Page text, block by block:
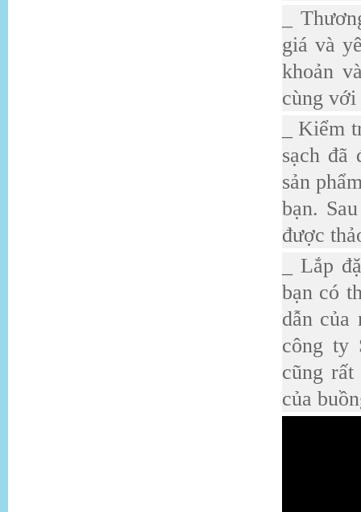
_
giá và
khoản
cùng với
_ Kiểm
sạch đã
sản
bạn.
được
_ Lắp
bạn có
dẫn của
công ty
cũng rất
của